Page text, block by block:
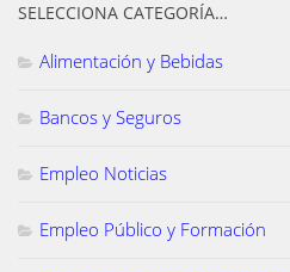
SELECCIONA CATEGORÍA…
Alimentación y Bebidas
Bancos y Seguros
Empleo Noticias
Empleo Público y Formación